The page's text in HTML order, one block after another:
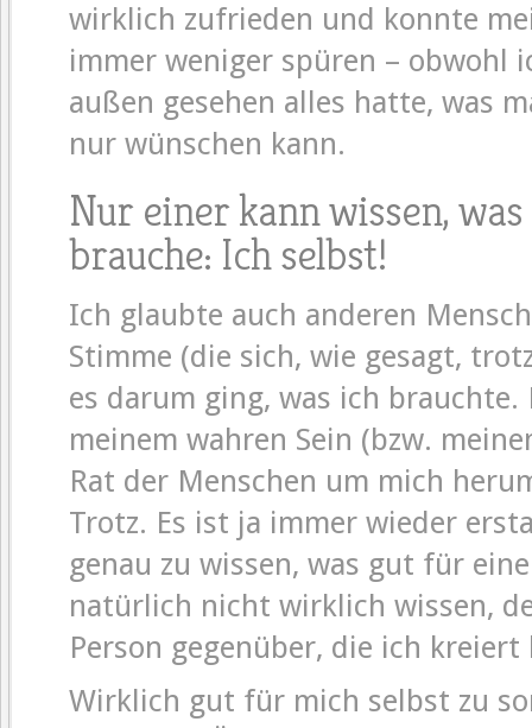
wirklich zufrieden und konnte
immer weniger spüren – obwohl
außen gesehen alles hatte, was
nur wünschen kann.
Nur einer kann wissen,
brauche: Ich selbst!
Ich glaubte auch anderen
Stimme (die sich, wie gesagt,
es darum ging, was ich
meinem wahren Sein (bzw.
Rat der Menschen um mich
Trotz. Es ist ja immer wieder
genau zu wissen, was gut für
natürlich nicht wirklich wissen,
Person gegenüber, die ich
Wirklich gut für mich selbst zu